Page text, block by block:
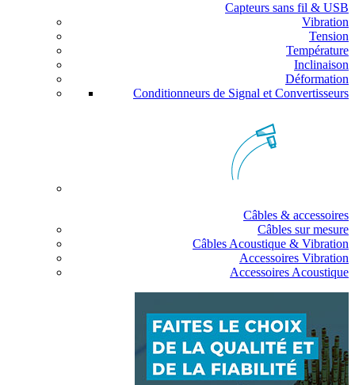
Capteurs sans fil & USB
Vibration
Tension
Température
Inclinaison
Déformation
Conditionneurs de Signal et Convertisseurs
Câbles & accessoires
Câbles sur mesure
Câbles Acoustique & Vibration
Accessoires Vibration
Accessoires Acoustique